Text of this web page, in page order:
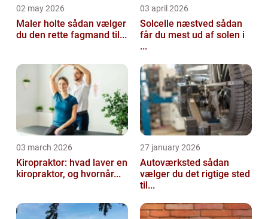
02 may 2026
Maler holte sådan vælger
du den rette fagmand til...
03 april 2026
Solcelle næstved sådan
får du mest ud af solen i
...
03 march 2026
Kiropraktor: hvad laver en
kiropraktor, og hvornår...
27 january 2026
Autoværksted sådan
vælger du det rigtige sted
til...